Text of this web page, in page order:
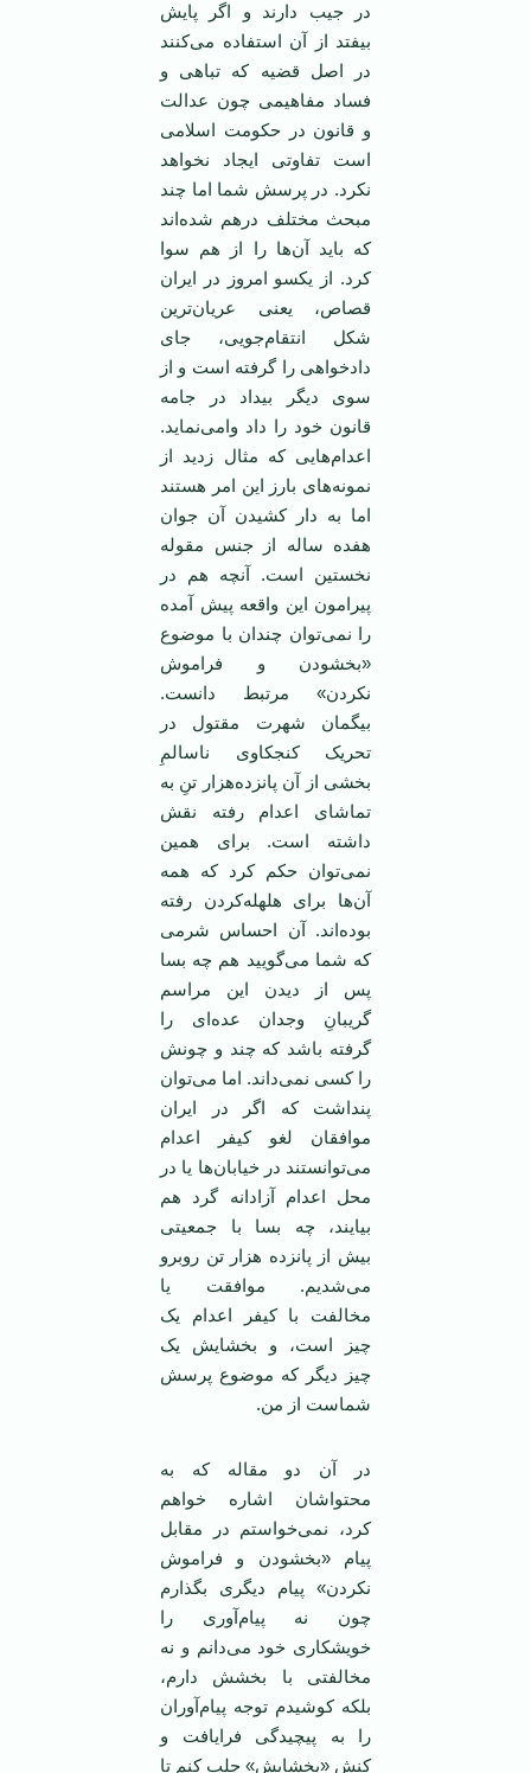
در جیب دارند و اگر پایش
بیفتد از آن استفاده می‌کنند
در اصل قضیه که تباهی و
فساد مفاهیمی چون عدالت
و قانون در حکومت اسلامی
است تفاوتی ایجاد نخواهد
نکرد. در پرسش شما اما چند
مبحث مختلف درهم شده‌اند
که باید آن‌ها را از هم سوا
کرد. از یکسو امروز در ایران
قصاص، یعنی عریان‌ترین
شکل انتقام‌جویی، جای
دادخواهی را گرفته است و از
سوی دیگر بیداد در جامه
قانون خود را داد وامی‌نماید.
اعدام‌هایی که مثال زدید از
نمونه‌های بارز این امر هستند
اما به دار کشیدن آن جوان
هفده ساله از جنس مقوله
نخستین است. آنچه هم در
پیرامون این واقعه پیش آمده
را نمی‌توان چندان با موضوع
«بخشودن و فراموش
نکردن» مرتبط دانست.
بیگمان شهرت مقتول در
تحریک کنجکاوی ناسالمِ
بخشی از آن پانزده‌هزار تنِ به
تماشای اعدام رفته ‌نقش
داشته است. برای همین
نمی‌توان حکم کرد که همه‌
آن‌ها برای هلهله‌کردن رفته
بوده‌اند. آن احساس شرمی
که شما می‌گویید هم چه بسا
پس از دیدن این مراسم
گریبانِ وجدان عده‌ای را
گرفته باشد که چند و چونش
را کسی نمی‌داند. اما می‌توان
پنداشت که اگر در ایران
موافقان لغو کیفر اعدام
می‌توانستند در خیابان‌ها یا در
محل اعدام آزادانه گرد هم
بیایند، چه بسا با جمعیتی
بیش از پانزده هزار تن روبرو
می‌شدیم. موافقت یا
مخالفت با کیفر اعدام یک
چیز است، و بخشایش یک
چیز دیگر که موضوع پرسش
شماست از من.
در آن دو مقاله که به
محتواشان اشاره خواهم
کرد، نمی‌خواستم در مقابل
پیام «بخشودن و فراموش
نکردن» پیام دیگری بگذارم
چون نه پیام‌آوری را
خویشکاری خود می‌دانم و نه
مخالفتی با بخشش دارم،
بلکه کوشیدم توجه پیام‌آوران
را به پیچیدگی فرایافت و
کنش «بخشایش» جلب کنم تا